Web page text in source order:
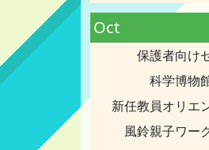
Oct
保護者向け
科学博物
新任教員オリエ
風鈴親子ワー